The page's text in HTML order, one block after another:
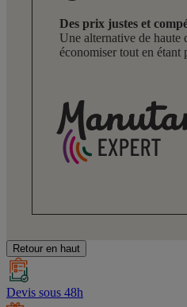
Des prix justes et
Une alternative de haute
économiser tout en étant
Retour en haut
Devis sous 48h